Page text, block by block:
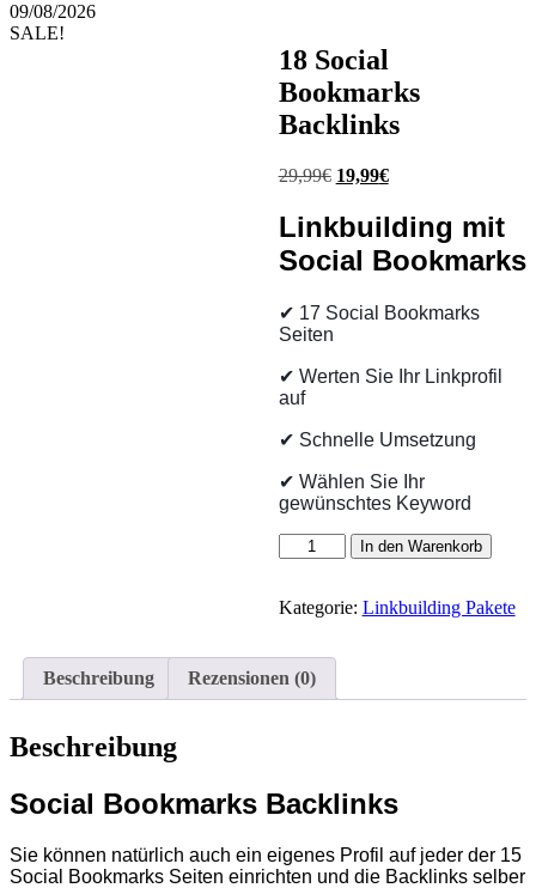
09/08/2026
SALE!
18 Social
Bookmarks
Backlinks
29,99€ Ursprünglicher
war:
29,99€
19,99€Aktueller
ist:
19,99€.
Linkbuilding mit
Social Bookmarks
✔ 17 Social Bookmarks
Seiten
✔ Werten Sie Ihr Linkprofil
auf
✔ Schnelle Umsetzung
✔ Wählen Sie Ihr
gewünschtes Keyword
Social
Backlinks
In den Warenkorb
Kategorie: Linkbuilding Pakete
Beschreibung Rezensionen (0)
Beschreibung
Social Bookmarks Backlinks
Sie können natürlich auch ein eigenes Profil auf jeder der 15
Social Bookmarks Seiten einrichten und die Backlinks selber